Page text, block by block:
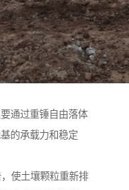
通过重锤自由落体
的承载力和稳定
使土壤颗粒重新排